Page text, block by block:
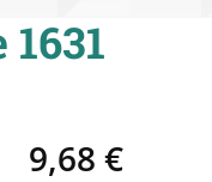
9,68 €